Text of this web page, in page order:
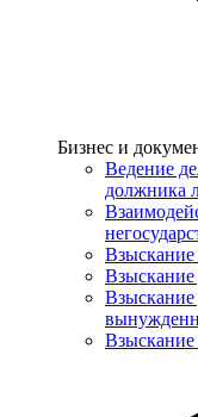
Услуги
Бизнес и
Ведение
должника
Взыскание
Взыскание
Взыскание
Взыскание